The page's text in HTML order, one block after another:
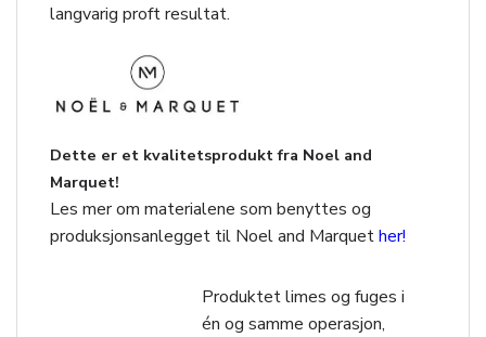
langvarig proft resultat.
Dette er et kvalitetsprodukt fra Noel and
Marquet!
Les mer om materialene som benyttes og
produksjonsanlegget til Noel and Marquether!
Produktet limes og fuges i
én og samme operasjon,